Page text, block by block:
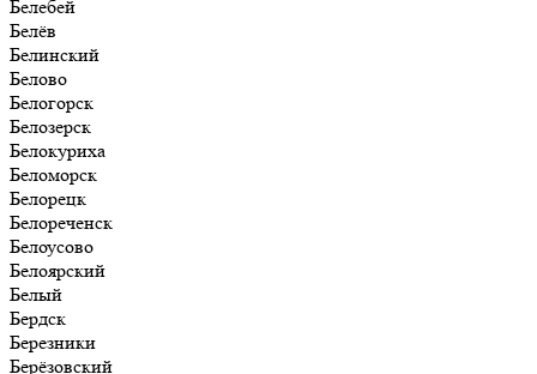
Белебей
Белёв
Белинский
Белово
Белогорск
Белозерск
Белокуриха
Беломорск
Белорецк
Белореченск
Белоусово
Белоярский
Белый
Бердск
Березники
Берёзовский